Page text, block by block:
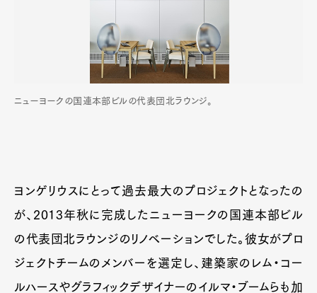
ニューヨークの国連本部ビルの代表団北ラウンジ。
ヨンゲリウスにとって過去最大のプロジェクトとなったの
が、2013年秋に完成したニューヨークの国連本部ビル
の代表団北ラウンジのリノベーションでした。彼女がプロ
ジェクトチームのメンバーを選定し、建築家のレム・コー
ルハースやグラフィックデザイナーのイルマ・ブームらも加